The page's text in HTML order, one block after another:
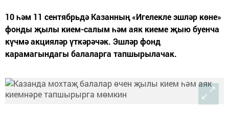
10 һәм 11 сентябрьдә Казанның «Игелекле эшләр көне»
фонды җылы кием-салым һәм аяк киеме җыю буенча
күчмә акцияләр үткәрәчәк. Эшләр фонд
карамагындагы балаларга тапшырылачак.